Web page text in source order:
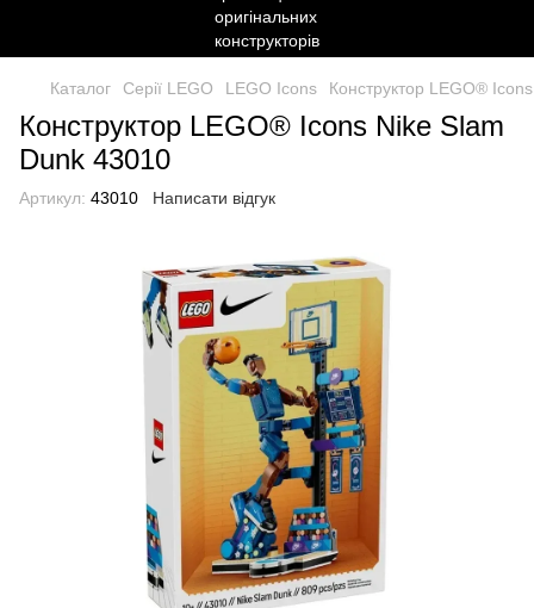
Каталог Серії LEGO LEGO Icons Конструктор LEGO®
Конструктор LEGO® Icons Nike Slam
Dunk 43010
Артикул: 43010 Написати відгук